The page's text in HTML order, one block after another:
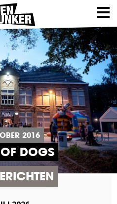
2016
DOGS